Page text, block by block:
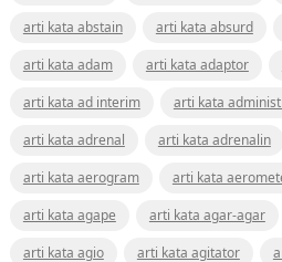
arti kata abstain
arti kata absurd
arti kata adam
arti kata adaptor
arti kata ad interim
arti kata
arti kata adrenal
arti kata adrenalin
arti kata aerogram
arti kata
arti kata agape
arti kata agar-agar
arti kata agio
arti kata agitator